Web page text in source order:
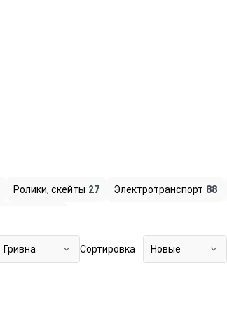
Ролики, скейты 27 Электротранспорт 88
Гривна Сортировка Новые